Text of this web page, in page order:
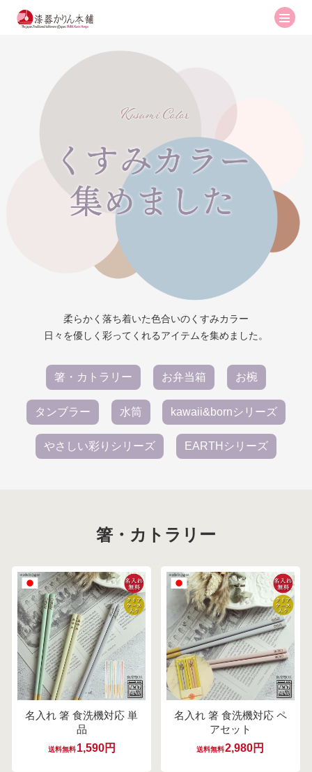
柔らかく落ち着いた色合いのくすみカラー
日々を優しく彩ってくれるアイテムを集めました。
箸・カトラリー お弁当箱 お椀
タンブラー 水筒 kawaii&bornシリーズ
やさしい彩りシリーズ EARTHシリーズ
箸・カトラリー
名入れ 箸 食洗機対応 単
品
送料無料 1,590円
名入れ 箸 食洗機対応 ペ
アセット
送料無料2,980円